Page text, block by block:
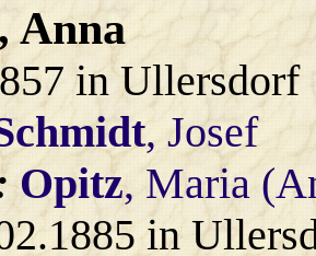
Anna
in Ullersdorf
, Josef
Opitz, Maria
in